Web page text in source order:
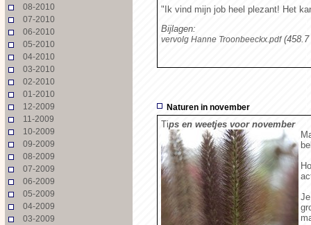
08-2010
07-2010
06-2010
05-2010
04-2010
03-2010
02-2010
01-2010
12-2009
11-2009
10-2009
09-2009
08-2009
07-2009
06-2009
05-2009
04-2009
03-2009
"Ik vind mijn job heel plezant! Het
Bijlagen:
vervolg Hanne Troonbeeckx.pdf
Naturen in november
Tips en weetjes voor november